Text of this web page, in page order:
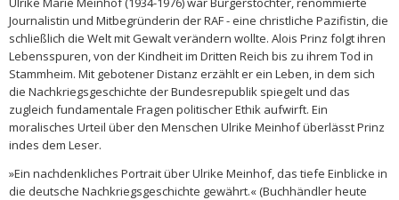
Journalistin und Mitbegründerin der RAF - eine christliche Pazifistin, die
schließlich die Welt mit Gewalt verändern wollte. Alois Prinz folgt ihren
Lebensspuren, von der Kindheit im Dritten Reich bis zu ihrem Tod in
Stammheim. Mit gebotener Distanz erzählt er ein Leben, in dem sich
die Nachkriegsgeschichte der Bundesrepublik spiegelt und das
zugleich fundamentale Fragen politischer Ethik aufwirft. Ein
moralisches Urteil über den Menschen Ulrike Meinhof überlässt Prinz
indes dem Leser.
»Ein nachdenkliches Portrait über Ulrike Meinhof, das tiefe Einblicke in
die deutsche Nachkriegsgeschichte gewährt.« (Buchhändler heute